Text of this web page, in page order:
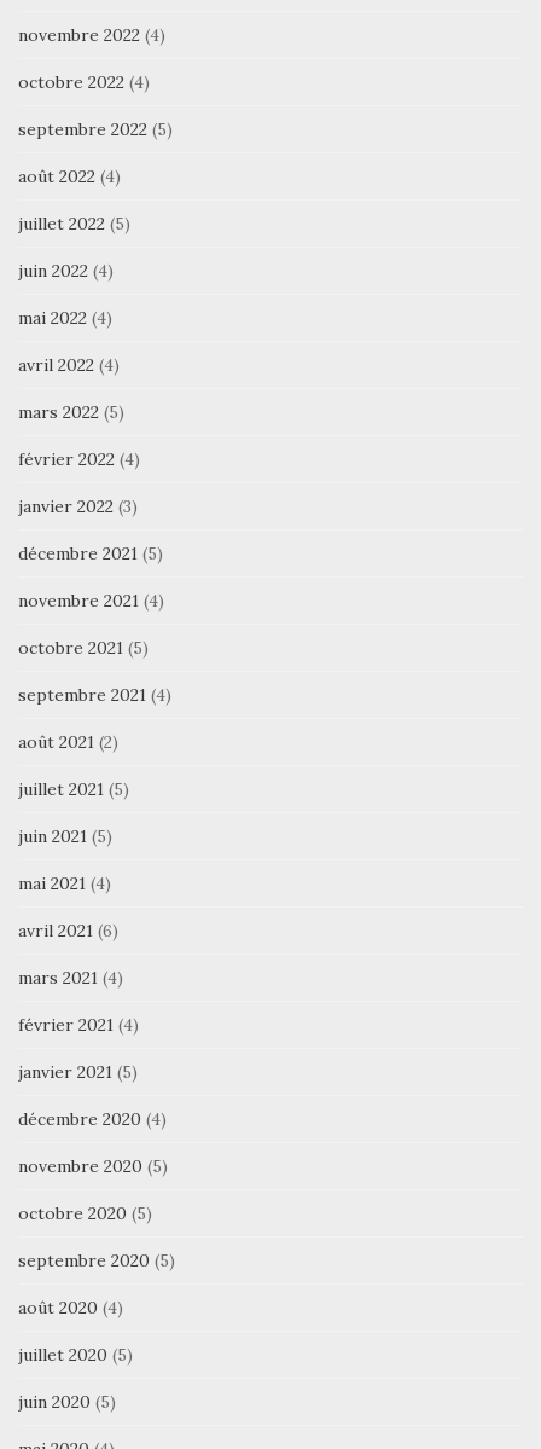
novembre 2022 (4)
octobre 2022 (4)
septembre 2022 (5)
août 2022 (4)
juillet 2022 (5)
juin 2022 (4)
mai 2022 (4)
avril 2022 (4)
mars 2022 (5)
février 2022 (4)
janvier 2022 (3)
décembre 2021 (5)
novembre 2021 (4)
octobre 2021 (5)
septembre 2021 (4)
août 2021 (2)
juillet 2021 (5)
juin 2021 (5)
mai 2021 (4)
avril 2021 (6)
mars 2021 (4)
février 2021 (4)
janvier 2021 (5)
décembre 2020 (4)
novembre 2020 (5)
octobre 2020 (5)
septembre 2020 (5)
août 2020 (4)
juillet 2020 (5)
juin 2020 (5)